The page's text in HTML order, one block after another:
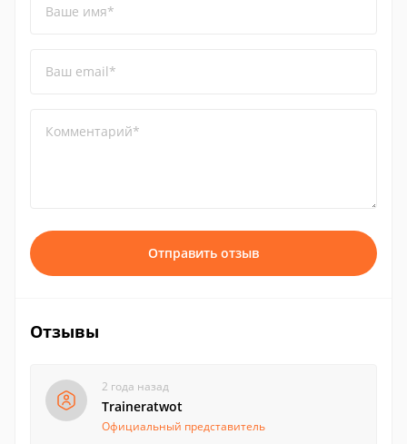
Ваше имя*
Ваш email*
Комментарий*
Отправить отзыв
Отзывы
2 года назад
Traineratwot
Официальный представитель